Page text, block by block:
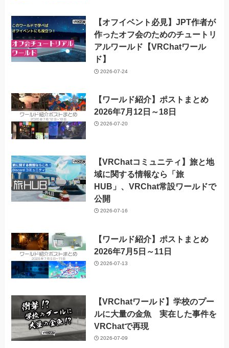
【オフイベント必見】JPT作者が
作ったオフ会のためのチュートリ
アルワールド【VRChatワール
ド】
2026-07-24
【ワールド紹介】ポストまとめ
2026年7月12日～18日
2026-07-20
【VRChatコミュニティ】旅と地
域に関する情報なら「旅
HUB」、VRChat常設ワールドで
公開
2026-07-16
【ワールド紹介】ポストまとめ
2026年7月5日～11日
2026-07-13
【VRChatワールド】学校のプー
ルに大量の金魚 実在した事件を
VRChatで再現
2026-07-09